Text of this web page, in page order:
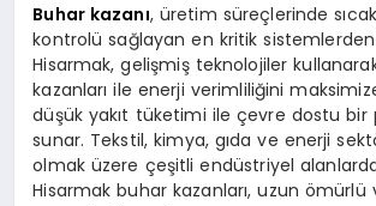
Buhar kazanı, üretim süreçlerinde
kontrolü sağlayan en kritik sistemlerden
Hisarmak, gelişmiş teknolojiler
kazanları ile enerji verimliliğini
düşük yakıt tüketimi ile çevre dostu bir
sunar. Tekstil, kimya, gıda ve enerji
olmak üzere çeşitli endüstriyel
Hisarmak buhar kazanları, uzun ömürlü